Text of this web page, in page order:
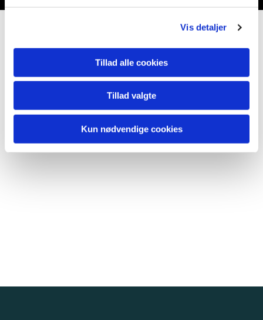
Vis detaljer
Tillad alle cookies
Tillad valgte
Kun nødvendige cookies